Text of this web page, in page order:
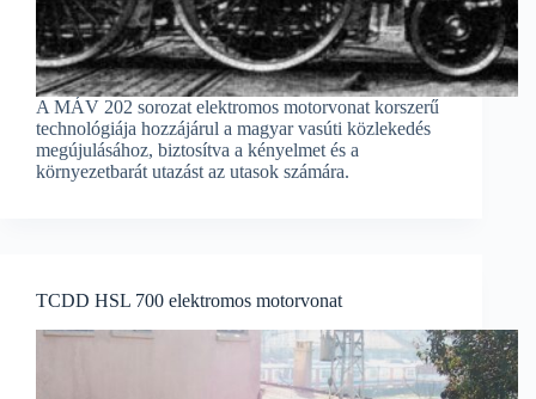
A MÁV 202 sorozat elektromos motorvonat korszerű
technológiája hozzájárul a magyar vasúti közlekedés
megújulásához, biztosítva a kényelmet és a
környezetbarát utazást az utasok számára.
TCDD HSL 700 elektromos motorvonat